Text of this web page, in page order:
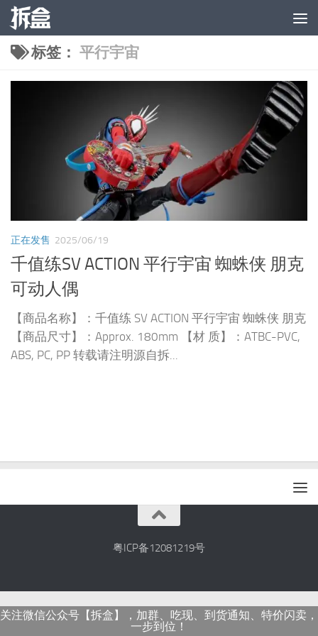
跳至内容
标签： 平行宇宙
正在发售 2025/06/19
千值练SV ACTION 平行宇宙 蜘蛛侠 朋克
可动人偶
【商品名称】：千值练 SV ACTION 平行宇宙 蜘蛛侠 朋克
【商品尺寸】：Approx. 180mm 【材 质】：ATBC-PVC,
ABS, PC, PP 转载请注明源自拆...
粤ICP备12081219号
关注微信公众号【拆盒】，加群、吃现、到货通知、特价闪卖，
一步到位！